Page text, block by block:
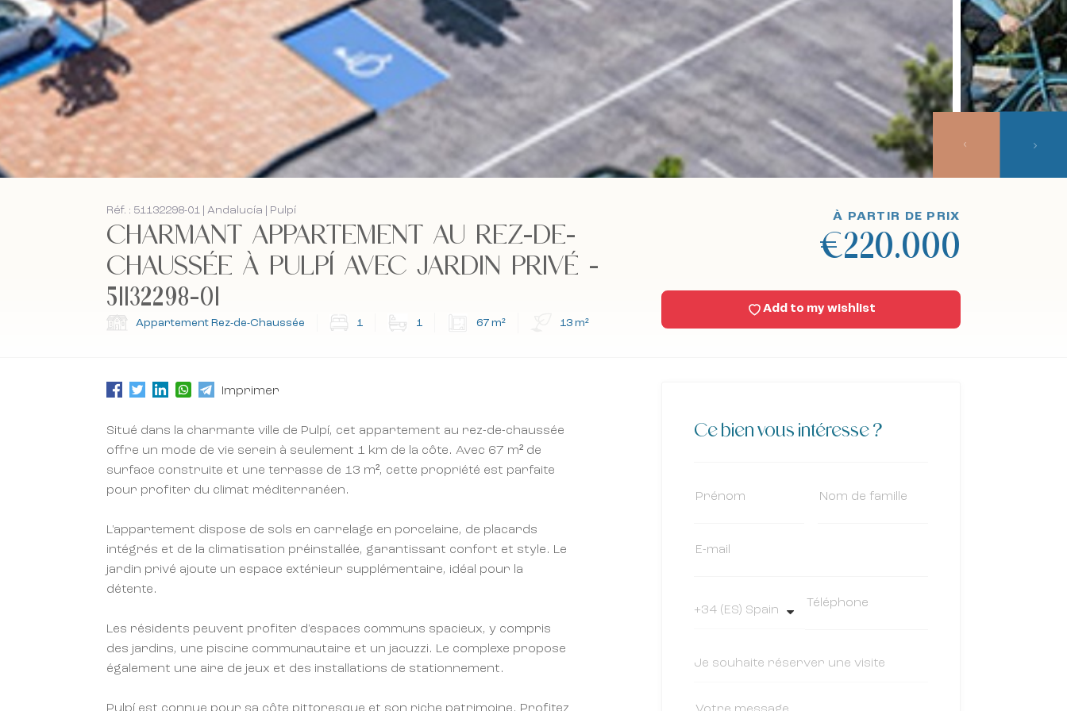
Réf. : 51132298-01 | Andalucía | Pulpí
CHARMANT APPARTEMENT AU REZ-DE-
CHAUSSÉE À PULPÍ AVEC JARDIN PRIVÉ -
51132298-01
Appartement Rez-de-Chaussée 1 1 67 m² 13 m²
À PARTIR DE PRIX
€220.000
Add to my wishlist
Imprimer
Situé dans la charmante ville de Pulpí, cet appartement au rez-de-chaussée
offre un mode de vie serein à seulement 1 km de la côte. Avec 67 m² de
surface construite et une terrasse de 13 m², cette propriété est parfaite
pour profiter du climat méditerranéen.
L'appartement dispose de sols en carrelage en porcelaine, de placards
intégrés et de la climatisation préinstallée, garantissant confort et style. Le
jardin privé ajoute un espace extérieur supplémentaire, idéal pour la
détente.
Les résidents peuvent profiter d'espaces communs spacieux, y compris
des jardins, une piscine communautaire et un jacuzzi. Le complexe propose
également une aire de jeux et des installations de stationnement.
Ce bien vous intéresse ?